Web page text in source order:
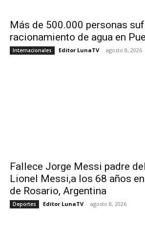
Más de 500.000 personas
racionamiento de agua en
Internacionales Editor LunaTV - agosto 8, 2026
Fallece Jorge Messi padre
Lionel Messi,a los 68 años
de Rosario, Argentina
Deportes Editor LunaTV - agosto 8, 2026